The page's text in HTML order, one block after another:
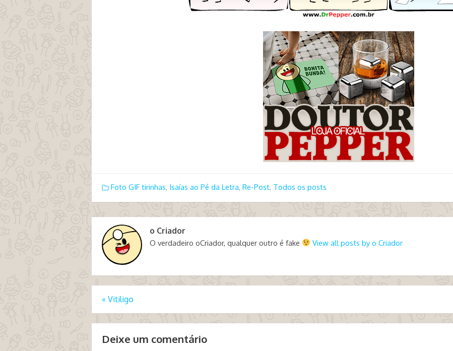
Foto GIF tirinhas, Isaías ao Pé da Letra, Re-Post, Todos os posts
o Criador
O verdadeiro oCriador, qualquer outro é fake View all posts by o Criador
« Vitiligo
Deixe um comentário